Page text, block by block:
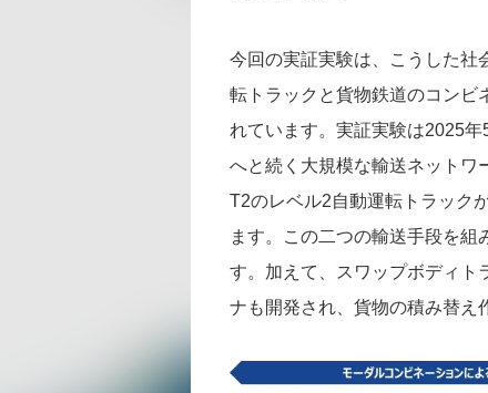
今回の実証実験は、こうした社
転トラックと貨物鉄道のコンビ
れています。実証実験は2025
へと続く大規模な輸送ネットワ
T2のレベル2自動運転トラック
ます。この二つの輸送手段を組
す。加えて、スワップボディト
ナも開発され、貨物の積み替え